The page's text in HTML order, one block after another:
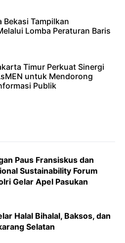
Bekasi Tampilkan
Lomba Peraturan Baris
Timur Perkuat Sinergi
untuk Mendorong
Publik
Paus Fransiskus dan
Sustainability Forum
Gelar Apel Pasukan
Halal Bihalal, Baksos, dan
Selatan